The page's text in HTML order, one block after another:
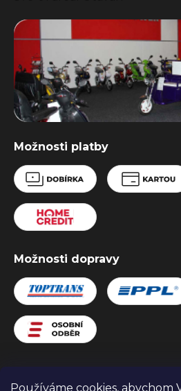
Používáme cookies, abychom
Možnosti platby
Možnosti dopravy